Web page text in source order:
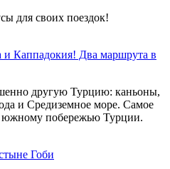
для своих поездок!
Каппадокия! Два маршрута в
другую Турцию: каньоны,
и Средиземное море. Самое
южному побережью Турции.
Гоби